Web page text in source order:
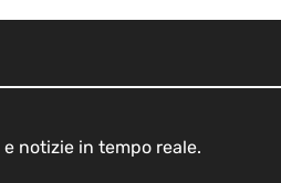
notizie in tempo reale.